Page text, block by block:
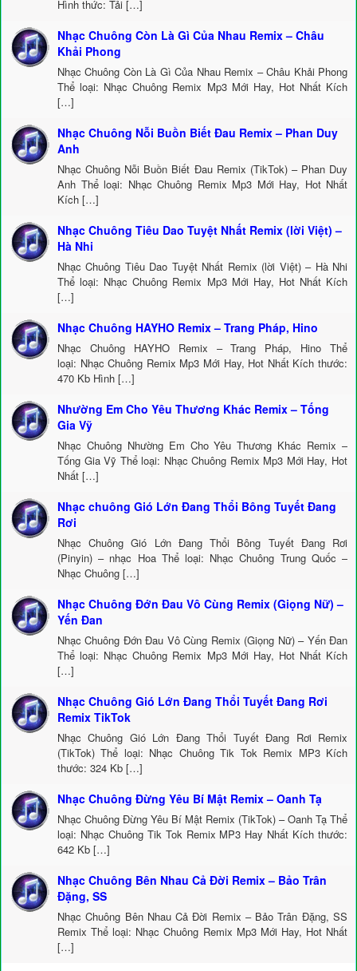
Hình thức: Tải […]
Nhạc Chuông Còn Là Gì Của Nhau Remix – Châu
Khải Phong
Nhạc Chuông Còn Là Gì Của Nhau Remix – Châu Khải Phong
Thể loại: Nhạc Chuông Remix Mp3 Mới Hay, Hot Nhất Kích
[…]
Nhạc Chuông Nỗi Buồn Biết Đau Remix – Phan Duy
Anh
Nhạc Chuông Nỗi Buồn Biết Đau Remix (TikTok) – Phan Duy
Anh Thể loại: Nhạc Chuông Remix Mp3 Mới Hay, Hot Nhất
Kích […]
Nhạc Chuông Tiêu Dao Tuyệt Nhất Remix (lời Việt) –
Hà Nhi
Nhạc Chuông Tiêu Dao Tuyệt Nhất Remix (lời Việt) – Hà Nhi
Thể loại: Nhạc Chuông Remix Mp3 Mới Hay, Hot Nhất Kích
[…]
Nhạc Chuông HAYHO Remix – Trang Pháp, Hino
Nhạc Chuông HAYHO Remix – Trang Pháp, Hino Thể
loại: Nhạc Chuông Remix Mp3 Mới Hay, Hot Nhất Kích thước:
470 Kb Hình […]
Nhường Em Cho Yêu Thương Khác Remix – Tống
Gia Vỹ
Nhạc Chuông Nhường Em Cho Yêu Thương Khác Remix –
Tống Gia Vỹ Thể loại: Nhạc Chuông Remix Mp3 Mới Hay, Hot
Nhất […]
Nhạc chuông Gió Lớn Đang Thổi Bông Tuyết Đang
Rơi
Nhạc Chuông Gió Lớn Đang Thổi Bông Tuyết Đang Rơi
(Pinyin) – nhạc Hoa Thể loại: Nhạc Chuông Trung Quốc –
Nhạc Chuông […]
Nhạc Chuông Đớn Đau Vô Cùng Remix (Giọng Nữ) –
Yến Đan
Nhạc Chuông Đớn Đau Vô Cùng Remix (Giọng Nữ) – Yến Đan
Thể loại: Nhạc Chuông Remix Mp3 Mới Hay, Hot Nhất Kích
[…]
Nhạc Chuông Gió Lớn Đang Thổi Tuyết Đang Rơi
Remix TikTok
Nhạc Chuông Gió Lớn Đang Thổi Tuyết Đang Rơi Remix
(TikTok) Thể loại: Nhạc Chuông Tik Tok Remix MP3 Kích
thước: 324 Kb […]
Nhạc Chuông Đừng Yêu Bí Mật Remix – Oanh Tạ
Nhạc Chuông Đừng Yêu Bí Mật Remix (TikTok) – Oanh Tạ Thể
loại: Nhạc Chuông Tik Tok Remix MP3 Hay Nhất Kích thước:
642 Kb […]
Nhạc Chuông Bên Nhau Cả Đời Remix – Bảo Trân
Đặng, SS
Nhạc Chuông Bên Nhau Cả Đời Remix – Bảo Trân Đặng, SS
Remix Thể loại: Nhạc Chuông Remix Mp3 Mới Hay, Hot Nhất
[…]